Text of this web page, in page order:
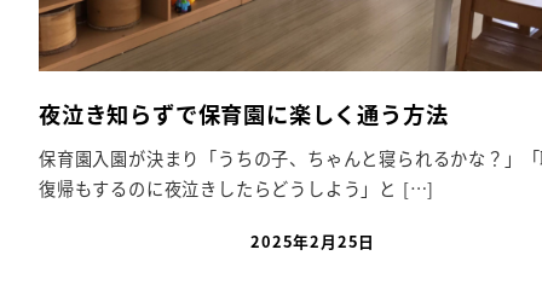
夜泣き知らずで保育園に楽しく通う方法
保育園入園が決まり「うちの子、ちゃんと寝られるかな？」
復帰もするのに夜泣きしたらどうしよう」と […]
投稿日
2025年2月25日